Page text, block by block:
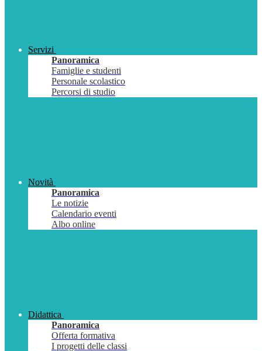
Servizi
Panoramica
Famiglie e studenti
Personale scolastico
Percorsi di studio
Novità
Panoramica
Le notizie
Calendario eventi
Albo online
Didattica
Panoramica
Offerta formativa
I progetti delle classi